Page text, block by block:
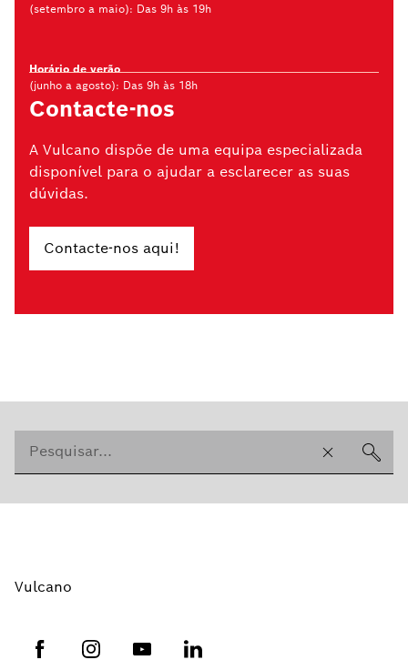
(setembro a maio): Das 9h às 19h
Horário de verão
(junho a agosto): Das 9h às 18h
Contacte-nos
A Vulcano dispõe de uma equipa especializada
disponível para o ajudar a esclarecer as suas
dúvidas.
Contacte-nos aqui!
Vulcano